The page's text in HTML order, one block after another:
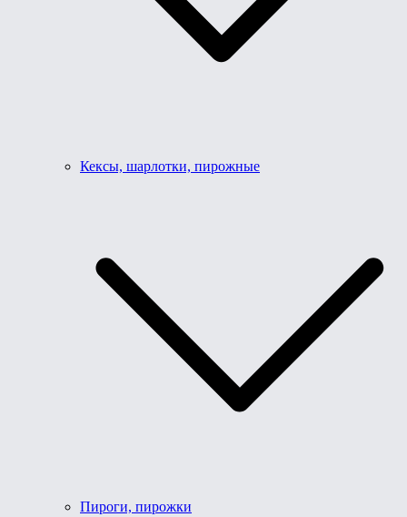
Кексы, шарлотки, пирожные
Пироги, пирожки